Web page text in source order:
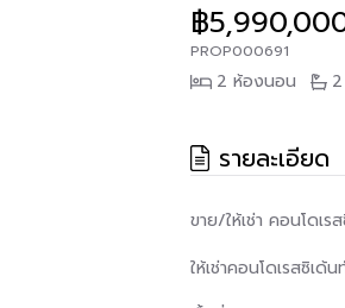
฿
PROP000691
2 ห้องนอน
รายละเอียด
ขาย/ให้เช่า คอนโด
ให้เช่าคอนโดเรสซิเด้